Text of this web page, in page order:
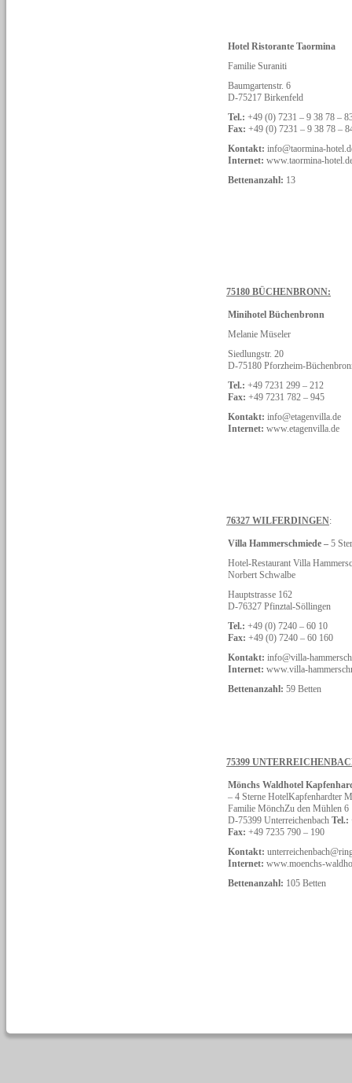
Hotel Ristorante Taormina
Familie Suraniti
Baumgartenstr. 6
D-75217 Birkenfeld
Tel.: +49 (0) 7231 – 9 38 78 –
Fax: +49 (0) 7231 – 9 38 78 –
Kontakt: info@taormina-
Internet: www.taormina-
Bettenanzahl: 13
75180 BÜCHENBRONN:
Minihotel Büchenbronn
Melanie Müseler
Siedlungstr. 20
D-75180 Pforzheim-
Tel.: +49 7231 299 – 212
Fax: +49 7231 782 – 945
Kontakt: info@etagenvilla.de
Internet: www.etagenvilla.de
76327 WILFERDINGEN:
Villa Hammerschmiede – 5
Hotel-Restaurant Villa
Norbert Schwalbe
Hauptstrasse 162
D-76327 Pfinztal-Söllingen
Tel.: +49 (0) 7240 – 60 10
Fax: +49 (0) 7240 – 60 160
Kontakt: info@villa-
Internet: www.villa-
Bettenanzahl: 59 Betten
75399
Mönchs Waldhotel
– 4 Sterne HotelKapfenhardter
Familie MönchZu den Mühlen 6
D-75399 Unterreichenbach Tel.:
Fax: +49 7235 790 – 190
Kontakt:
Internet: www.moenchs-
Bettenanzahl: 105 Betten